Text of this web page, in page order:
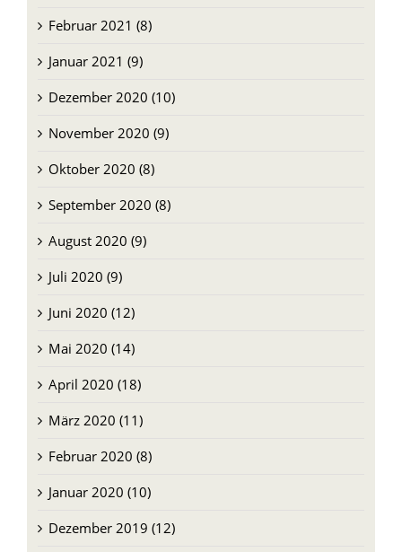
Februar 2021 (8)
Januar 2021 (9)
Dezember 2020 (10)
November 2020 (9)
Oktober 2020 (8)
September 2020 (8)
August 2020 (9)
Juli 2020 (9)
Juni 2020 (12)
Mai 2020 (14)
April 2020 (18)
März 2020 (11)
Februar 2020 (8)
Januar 2020 (10)
Dezember 2019 (12)